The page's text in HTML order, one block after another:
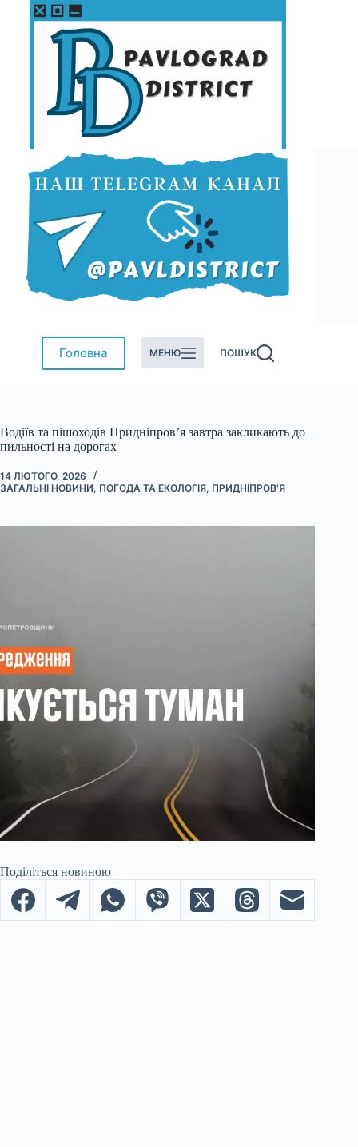
Перейти
Головна МЕНЮ ПОШУК
Водіїв та пішоходів Придніпров’я завтра закликають до
пильності на дорогах
14 ЛЮТОГО, 2026
ЗАГАЛЬНІ НОВИНИ, ПОГОДА ТА ЕКОЛОГІЯ, ПРИДНІПРОВ'Я
Поділіться новиною